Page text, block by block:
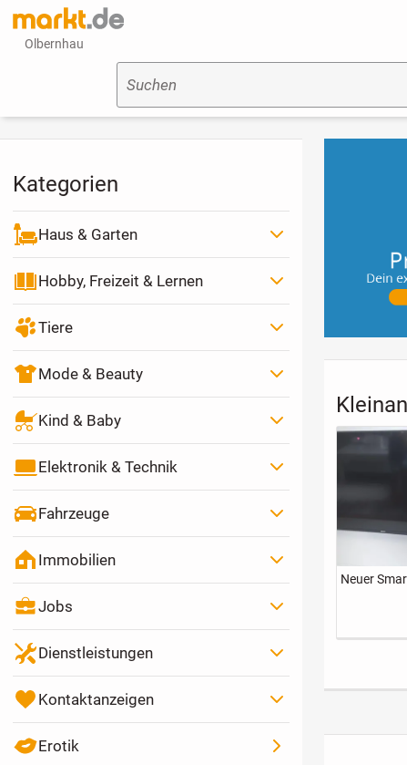
Olbernhau
Suchen
Neuer
Kategorien
Haus & Garten
Hobby, Freizeit & Lernen
Tiere
Mode & Beauty
Kind & Baby
Elektronik & Technik
Fahrzeuge
Immobilien
Jobs
Dienstleistungen
Kontaktanzeigen
Erotik